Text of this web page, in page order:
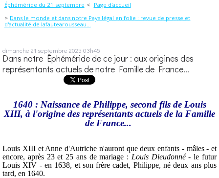
Éphéméride du 21 septembre
Page d'accueil
Dans le monde et dans notre Pays légal en folie : revue de presse et
d'actualité de lafautearousseau...
dimanche 21 septembre 2025 03h45
Dans notre Éphéméride de ce jour : aux origines des
représentants actuels de notre Famille de France...
1640 : Naissance de Philippe, second fils de Louis
XIII, à l'origine des représentants actuels de la Famille
de France...
Louis XIII et Anne d'Autriche n'auront que deux enfants - mâles - et
encore, après 23 et 25 ans de mariage : Louis Dieudonné- le futur
Louis XIV - en 1638, et son frère cadet, Philippe, né deux ans plus
tard, en 1640.